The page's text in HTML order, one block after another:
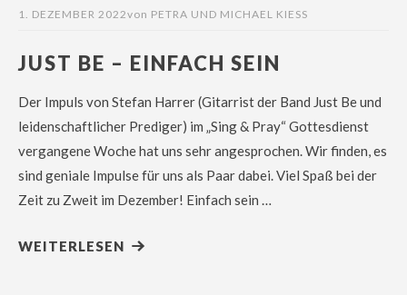
1. DEZEMBER 2022von PETRA UND MICHAEL KIESS
JUST BE – EINFACH SEIN
Der Impuls von Stefan Harrer (Gitarrist der Band Just Be und
leidenschaftlicher Prediger) im „Sing & Pray“ Gottesdienst
vergangene Woche hat uns sehr angesprochen. Wir finden, es
sind geniale Impulse für uns als Paar dabei. Viel Spaß bei der
Zeit zu Zweit im Dezember! Einfach sein …
WEITERLESEN